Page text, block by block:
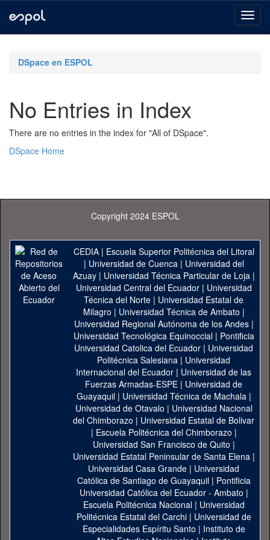
navigationDSpace en ESPOL
No Entries in Index
There are no entries in the index for "All of DSpace".
DSpace Home
Copyright 2024 ESPOL
CEDIA| Escuela Superior Politécnica del Litoral
| Universidad de Cuenca| Universidad del
Azuay| Universidad Técnica Particular de Loja|
Universidad Central del Ecuador| Universidad
Técnica del Norte | Universidad Estatal de
Milagro | Universidad Técnica de Ambato |
Universidad Regional Autónoma de los Andes|
Universidad Tecnológica Equinoccial| Pontificia
Universidad Catolica del Ecuador | Universidad
Politécnica Salesiana | Universidad
Internacional del Ecuador | Universidad de las
Fuerzas Armadas-ESPE | Universidad de
Guayaquil| Universidad Técnica de Machala|
Universidad de Otavalo | Universidad Nacional
del Chimborazo | Universidad Estatal de Bolivar
| Escuela Politécnica del Chimborazo |
Universidad San Francisco de Quito |
Universidad Estatal Peninsular de Santa Elena|
Universidad Casa Grande | Universidad
Católica de Santiago de Guayaquil| Pontificia
Universidad Católica del Ecuador - Ambato |
Escuela Politécnica Nacional| Universidad
Politécnica Estatal del Carchi| Universidad de
Especialidades Espíritu Santo | Instituto de